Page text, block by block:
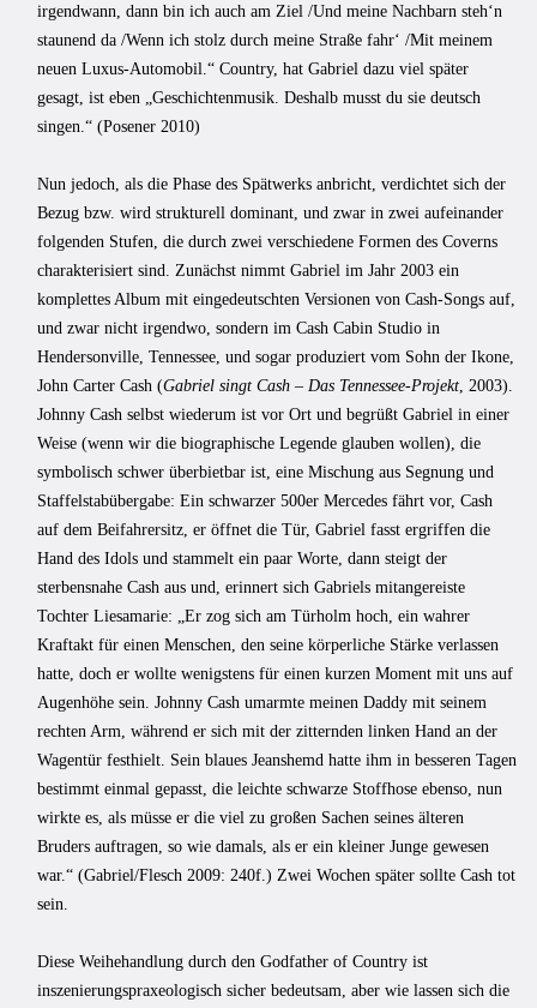
irgendwann, dann bin ich auch am Ziel /Und meine Nachbarn steh‘n
staunend da /Wenn ich stolz durch meine Straße fahr‘ /Mit meinem
neuen Luxus-Automobil.“ Country, hat Gabriel dazu viel später
gesagt, ist eben „Geschichtenmusik. Deshalb musst du sie deutsch
singen.“ (Posener 2010)
Nun jedoch, als die Phase des Spätwerks anbricht, verdichtet sich der
Bezug bzw. wird strukturell dominant, und zwar in zwei aufeinander
folgenden Stufen, die durch zwei verschiedene Formen des Coverns
charakterisiert sind. Zunächst nimmt Gabriel im Jahr 2003 ein
komplettes Album mit eingedeutschten Versionen von Cash-Songs auf,
und zwar nicht irgendwo, sondern im Cash Cabin Studio in
Hendersonville, Tennessee, und sogar produziert vom Sohn der Ikone,
John Carter Cash (Gabriel singt Cash – Das Tennessee-Projekt , 2003).
Johnny Cash selbst wiederum ist vor Ort und begrüßt Gabriel in einer
Weise (wenn wir die biographische Legende glauben wollen), die
symbolisch schwer überbietbar ist, eine Mischung aus Segnung und
Staffelstabübergabe: Ein schwarzer 500er Mercedes fährt vor, Cash
auf dem Beifahrersitz, er öffnet die Tür, Gabriel fasst ergriffen die
Hand des Idols und stammelt ein paar Worte, dann steigt der
sterbensnahe Cash aus und, erinnert sich Gabriels mitangereiste
Tochter Liesamarie: „Er zog sich am Türholm hoch, ein wahrer
Kraftakt für einen Menschen, den seine körperliche Stärke verlassen
hatte, doch er wollte wenigstens für einen kurzen Moment mit uns auf
Augenhöhe sein. Johnny Cash umarmte meinen Daddy mit seinem
rechten Arm, während er sich mit der zitternden linken Hand an der
Wagentür festhielt. Sein blaues Jeanshemd hatte ihm in besseren Tagen
bestimmt einmal gepasst, die leichte schwarze Stoffhose ebenso, nun
wirkte es, als müsse er die viel zu großen Sachen seines älteren
Bruders auftragen, so wie damals, als er ein kleiner Junge gewesen
war.“ (Gabriel/Flesch 2009: 240f.) Zwei Wochen später sollte Cash tot
sein.
Diese Weihehandlung durch den Godfather of Country ist
inszenierungspraxeologisch sicher bedeutsam, aber wie lassen sich die